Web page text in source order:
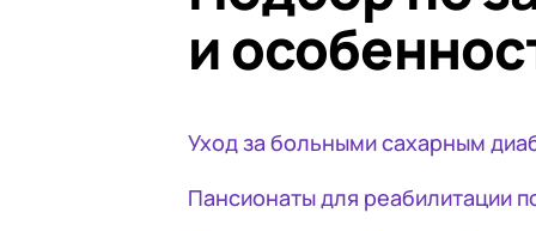
и
Уход за больными сахарным
Пансионаты для реабилитации